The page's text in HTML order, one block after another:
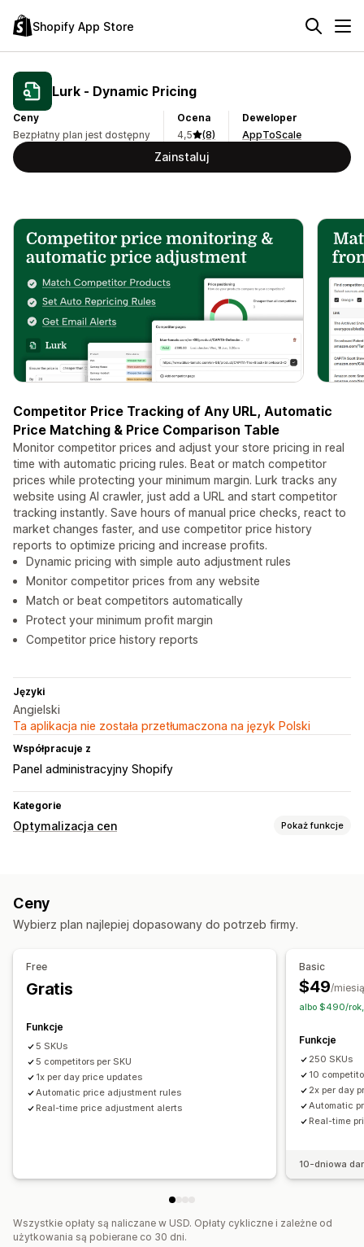
Shopify App Store
Lurk ‑ Dynamic Pricing
Ceny
Bezpłatny plan jest dostępny
Ocena
4,5
(8)
Deweloper
AppToScale
Zainstaluj
Competitor Price Tracking of Any URL, Automatic
Price Matching & Price Comparison Table
Monitor competitor prices and adjust your store pricing in real
time with automatic pricing rules. Beat or match competitor
prices while protecting your minimum margin. Lurk tracks any
website using AI crawler, just add a URL and start competitor
tracking instantly. Save hours of manual price checks, react to
market changes faster, and use competitor price history
reports to optimize pricing and increase profits.
Dynamic pricing with simple auto adjustment rules
Monitor competitor prices from any website
Match or beat competitors automatically
Protect your minimum profit margin
Competitor price history reports
Języki
Angielski
Ta aplikacja nie została przetłumaczona na język Polski
Współpracuje z
Panel administracyjny Shopify
Kategorie
Optymalizacja cen Pokaż funkcje
Dopasowanie cen
Pulpity
Ceny
Wybierz plan najlepiej dopasowany do potrzeb firmy.
Free
Gratis
Funkcje
5 SKUs
5 competitors per SKU
1x per day price updates
Automatic price adjustment rules
Real-time price adjustment alerts
Basic
$49/
albo $490/
Funkcje
250 SKUs
10
2x per day
Automatic
Real-time
10-dniowa
Wszystkie opłaty są naliczane w USD. Opłaty cykliczne i zależne od
użytkowania są pobierane co 30 dni.